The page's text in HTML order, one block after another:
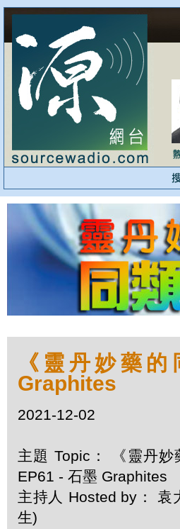
《靈丹妙藥
Graphites
2021-12-02
主題 Topic： 《靈丹妙
EP61 - 石墨 Graphites
主持人 Hosted by： 袁
生)